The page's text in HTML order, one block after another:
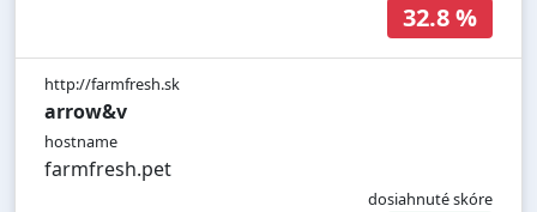
32.8 %
http://farmfresh.sk
arrow&v
hostname
farmfresh.pet
dosiahnuté skóre